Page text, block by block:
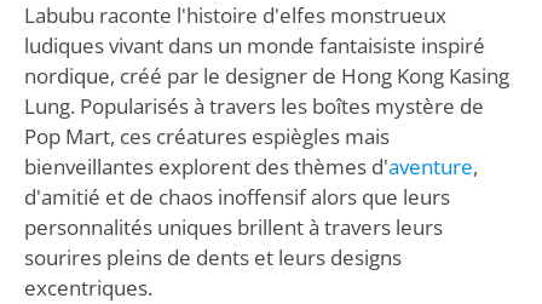
Labubu raconte l'histoire d'elfes monstrueux
ludiques vivant dans un monde fantaisiste inspiré
nordique, créé par le designer de Hong Kong Kasing
Lung. Popularisés à travers les boîtes mystère de
Pop Mart, ces créatures espiègles mais
bienveillantes explorent des thèmes d'aventure,
d'amitié et de chaos inoffensif alors que leurs
personnalités uniques brillent à travers leurs
sourires pleins de dents et leurs designs
excentriques.